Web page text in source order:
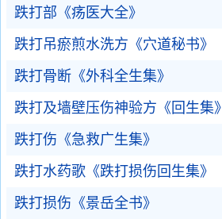
跌打部《疡医大全》
跌打吊瘀煎水洗方《穴道秘书》
跌打骨断《外科全生集》
跌打及墙壁压伤神验方《回生集》
跌打伤《急救广生集》
跌打水药歌《跌打损伤回生集》
跌打损伤《景岳全书》